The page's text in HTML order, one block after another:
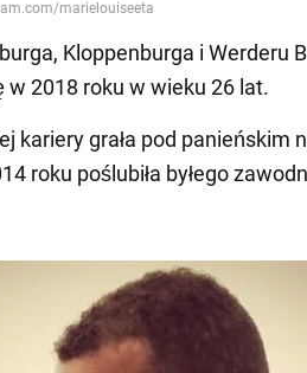
Kloppenburga i Werderu
w 2018 roku w wieku 26 lat.
kariery grała pod panieńskim
roku poślubiła byłego